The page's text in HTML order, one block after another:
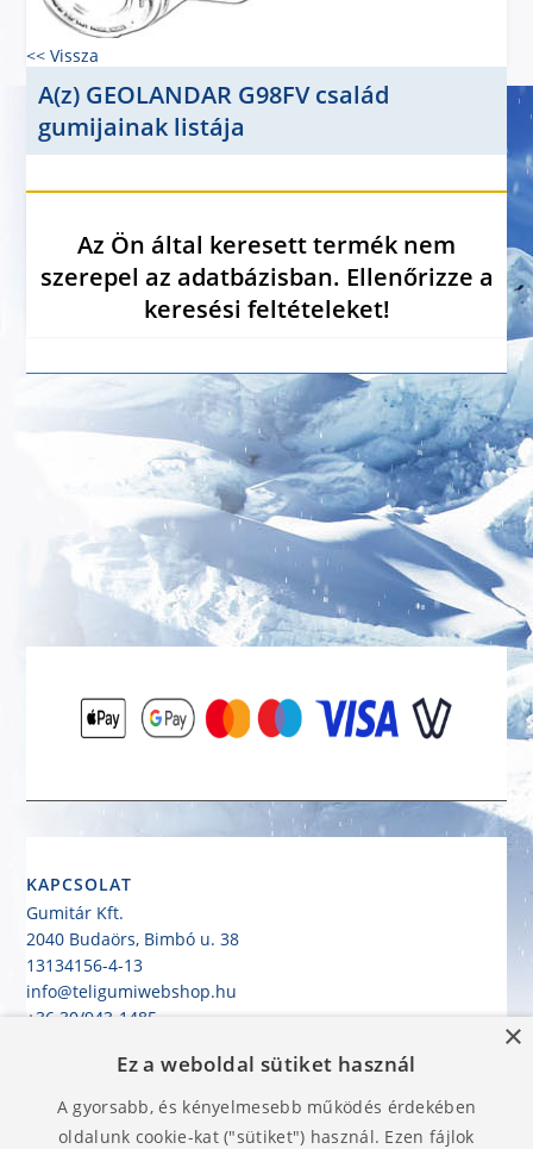
<< Vissza
A(z) GEOLANDAR G98FV család
gumijainak listája
Az Ön által keresett termék nem
szerepel az adatbázisban. Ellenőrizze a
keresési feltételeket!
KAPCSOLAT
Gumitár Kft.
2040 Budaörs, Bimbó u. 38
13134156-4-13
info@teligumiwebshop.hu
+36 30/943-1485
SZÁLLÍTÁS
KÁTYÚGARANCIA
×
Ez a weboldal sütiket használ
A gyorsabb, és kényelmesebb működés érdekében
oldalunk cookie-kat ("sütiket") használ. Ezen fájlok